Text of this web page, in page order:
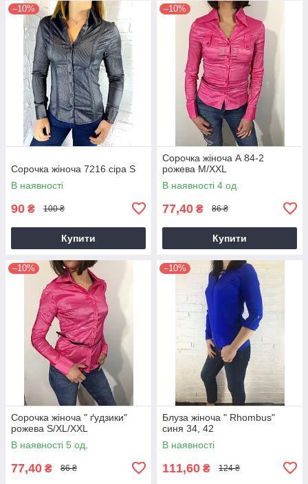
–10%
Сорочка жіноча 7216 сіра S
В наявності
90 ₴ 100 ₴
Купити
–10%
Сорочка жіноча А 84-2
рожева M/XXL
В наявності 4 од.
77,40 ₴ 86 ₴
Купити
–10%
Сорочка жіноча " ґудзики"
рожева S/XL/XXL
В наявності 5 од.
77,40 ₴ 86 ₴
–10%
Блуза жіноча " Rhombus"
синя 34, 42
В наявності
111,60 ₴ 124 ₴